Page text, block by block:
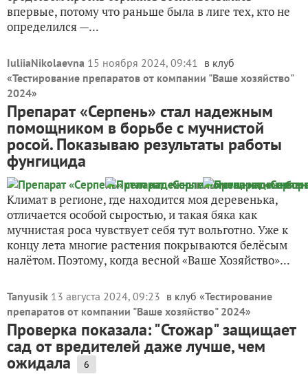
впервые, потому что раньше была в лиге тех, кто не
определился —...
IuliiaNikolaevna 15 ноября 2024, 09:41 в клуб
«Тестирование препаратов от компании "Ваше хозяйство"
2024»
Препарат «Серпень» стал надежным
помощником в борьбе с мучнистой
росой. Показываю результаты работы
фунгицида
Климат в регионе, где находится моя деревенька,
отличается особой сыростью, и такая бяка как
мучнистая роса чувствует себя тут вольготно. Уже к
концу лета многие растения покрываются белёсым
налётом. Поэтому, когда весной «Ваше Хозяйство»...
Tanyusik 13 августа 2024, 09:23 в клуб «Тестирование
препаратов от компании "Ваше хозяйство" 2024»
Проверка показала: "Стожар" защищает
сад от вредителей даже лучше, чем
ожидала 6